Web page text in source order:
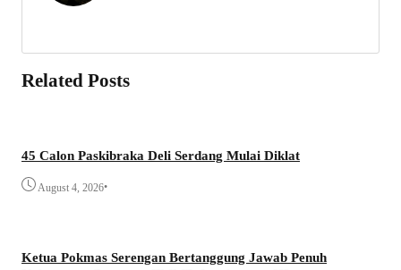
Related Posts
45 Calon Paskibraka Deli Serdang Mulai Diklat
August 4, 2026•
Ketua Pokmas Serengan Bertanggung Jawab Penuh